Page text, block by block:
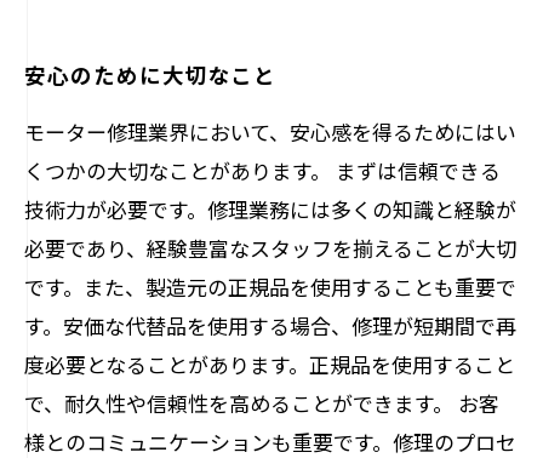
安心のために大切なこと
モーター修理業界において、安心感を得るためにはい
くつかの大切なことがあります。 まずは信頼できる
技術力が必要です。修理業務には多くの知識と経験が
必要であり、経験豊富なスタッフを揃えることが大切
です。また、製造元の正規品を使用することも重要で
す。安価な代替品を使用する場合、修理が短期間で再
度必要となることがあります。正規品を使用すること
で、耐久性や信頼性を高めることができます。 お客
様とのコミュニケーションも重要です。修理のプロセ